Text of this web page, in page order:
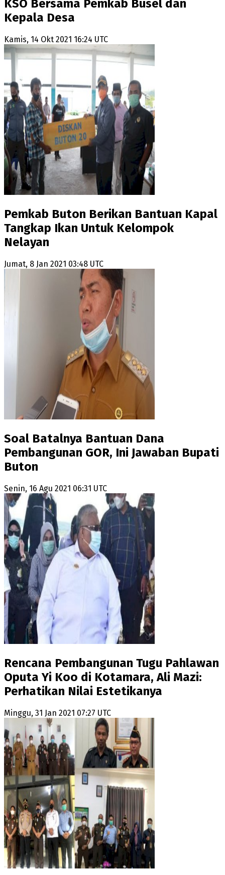
KSO Bersama Pemkab Busel dan
Kepala Desa
Kamis, 14 Okt 2021 16:24 UTC
Pemkab Buton Berikan Bantuan Kapal
Tangkap Ikan Untuk Kelompok
Nelayan
Jumat, 8 Jan 2021 03:48 UTC
Soal Batalnya Bantuan Dana
Pembangunan GOR, Ini Jawaban Bupati
Buton
Senin, 16 Agu 2021 06:31 UTC
Rencana Pembangunan Tugu Pahlawan
Oputa Yi Koo di Kotamara, Ali Mazi:
Perhatikan Nilai Estetikanya
Minggu, 31 Jan 2021 07:27 UTC